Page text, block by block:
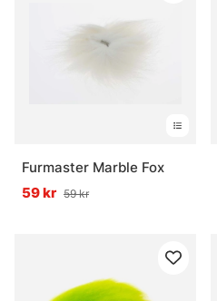
Furmaster Marble Fox
59 kr 59 kr